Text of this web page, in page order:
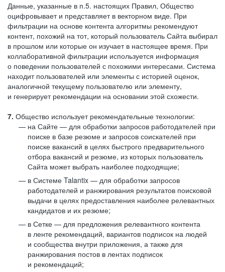
Данные, указанные в п.5. настоящих Правил, Общество
оцифровывает и представляет в векторном виде. При
фильтрации на основе контента алгоритмы рекомендуют
контент, похожий на тот, который пользователь Сайта выбирал
в прошлом или которые он изучает в настоящее время. При
коллаборативной фильтрации используется информация
о поведении пользователей с похожими интересами. Система
находит пользователей или элементы с историей оценок,
аналогичной текущему пользователю или элементу,
и генерирует рекомендации на основании этой схожести.
7. Общество использует рекомендательные технологии:
на Сайте — для обработки запросов работодателей при
поиске в базе резюме и запросов соискателей при
поиске вакансий в целях быстрого предварительного
отбора вакансий и резюме, из которых пользователь
Сайта может выбрать наиболее подходящие;
в Системе Talantix — для обработки запросов
работодателей и ранжирования результатов поисковой
выдачи в целях предоставления наиболее релевантных
кандидатов и их резюме;
в Сетке — для предложения релевантного контента
в ленте рекомендаций, вариантов подписок на людей
и сообщества внутри приложения, а также для
ранжирования постов в лентах подписок
и рекомендаций;